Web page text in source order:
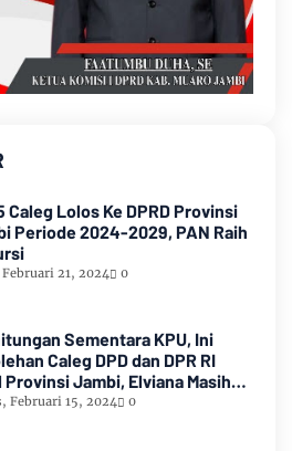
Caleg Lolos Ke DPRD Provinsi
Periode 2024-2029, PAN Raih
Februari 21, 2024 0
Sementara KPU, Ini
Caleg DPD dan DPR RI
Provinsi Jambi, Elviana Masih
Kedua Teratas
Februari 15, 2024 0